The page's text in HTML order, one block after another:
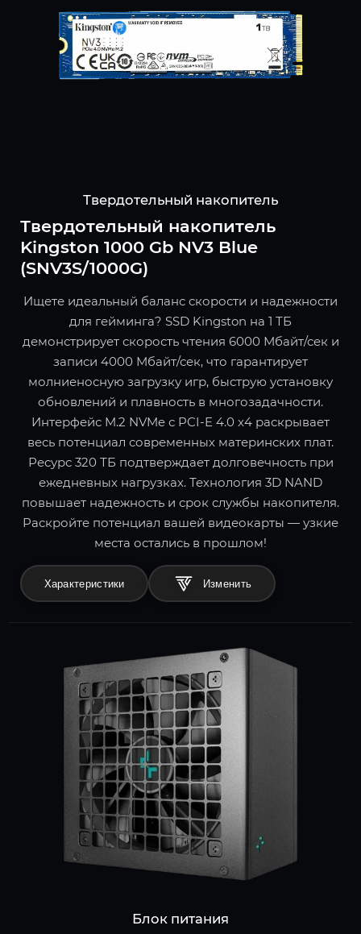
Твердотельный накопитель
Твердотельный накопитель
Kingston 1000 Gb NV3 Blue
(SNV3S/1000G)
Ищете идеальный баланс скорости и надежности
для гейминга? SSD Kingston на 1 ТБ
демонстрирует скорость чтения 6000 Мбайт/сек и
записи 4000 Мбайт/сек, что гарантирует
молниеносную загрузку игр, быструю установку
обновлений и плавность в многозадачности.
Интерфейс M.2 NVMe с PCI-E 4.0 x4 раскрывает
весь потенциал современных материнских плат.
Ресурс 320 ТБ подтверждает долговечность при
ежедневных нагрузках. Технология 3D NAND
повышает надежность и срок службы накопителя.
Раскройте потенциал вашей видеокарты — узкие
места остались в прошлом!
Характеристики
Блок питания